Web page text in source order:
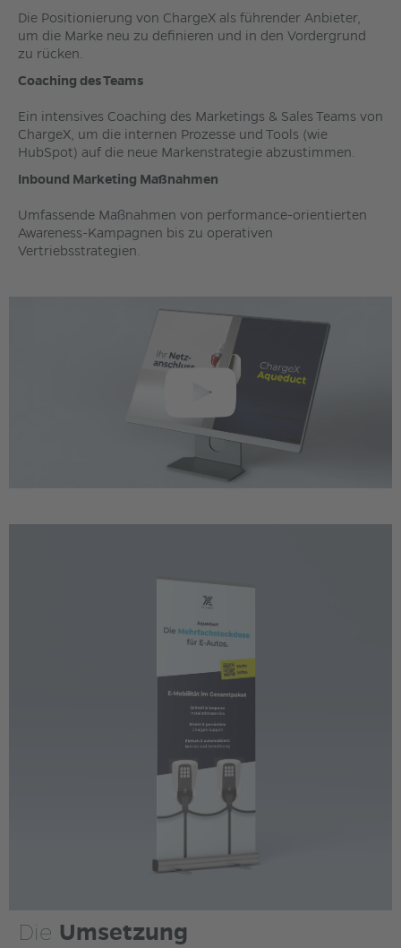
Die Positionierung von ChargeX als führender Anbieter,
um die Marke neu zu definieren und in den Vordergrund
zu rücken.
Coaching des Teams
Ein intensives Coaching des Marketings & Sales Teams von
ChargeX, um die internen Prozesse und Tools (wie
HubSpot) auf die neue Markenstrategie abzustimmen.
Inbound Marketing Maßnahmen
Umfassende Maßnahmen von performance-orientierten
Awareness-Kampagnen bis zu operativen
Vertriebsstrategien.
Die Umsetzung